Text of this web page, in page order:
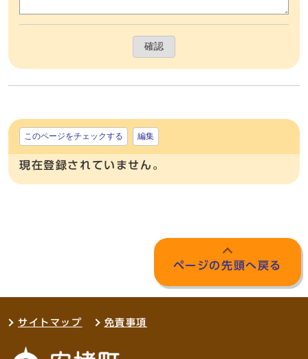
確認
このページをチェックする 編集
現在登録されていません。
ページの先頭へ戻る
サイトマップ 免責事項